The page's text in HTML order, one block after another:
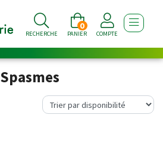
RECHERCHE PANIER
0
COMPTE
Spasmes